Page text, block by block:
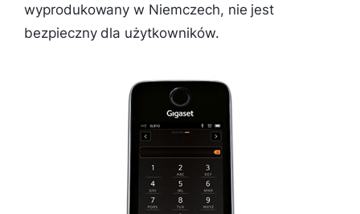
wyprodukowany w Niemczech, nie jest
bezpieczny dla użytkowników.